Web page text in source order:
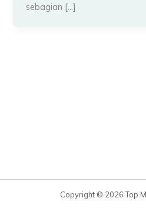
sebagian […]
Copyright © 2026 Top